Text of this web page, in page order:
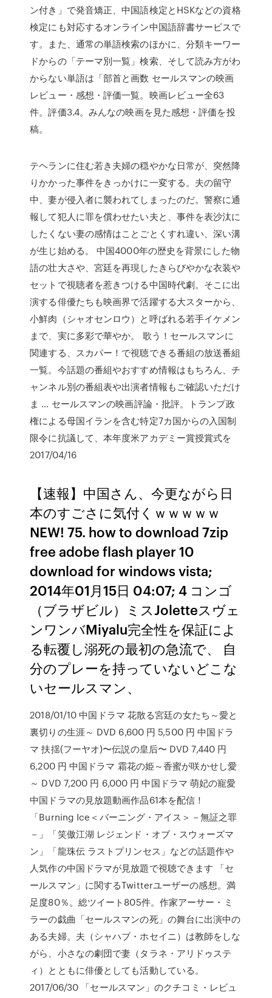
ン付き」で発音矯正、中国語検定とHSKなどの資格
検定にも対応するオンライン中国語辞書サービスで
す。また、通常の単語検索のほかに、分類キーワー
ドからの「テーマ別一覧」検索、そして読み方がわ
からない単語は「部首と画数 セールスマンの映画
レビュー・感想・評価一覧。映画レビュー全63
件。評価3.4。みんなの映画を見た感想・評価を投
稿。
テヘランに住む若き夫婦の穏やかな日常が、突然降
りかかった事件をきっかけに一変する。夫の留守
中、妻が侵入者に襲われてしまったのだ。警察に通
報して犯人に罪を償わせたい夫と、事件を表沙汰に
したくない妻の感情はことごとくすれ違い、深い溝
が生じ始める。 中国4000年の歴史を背景にした物
語の壮大さや、宮廷を再現したきらびやかな衣装や
セットで視聴者を惹きつける中国時代劇。そこに出
演する俳優たちも映画界で活躍する大スターから、
小鮮肉（シャオセンロウ）と呼ばれる若手イケメン
まで、実に多彩で華やか。 歌う！セールスマンに
関連する、スカパー！で視聴できる番組の放送番組
一覧。今話題の番組やおすすめ情報はもちろん、チ
ャンネル別の番組表や出演者情報もご確認いただけ
ま … セールスマンの映画評論・批評。トランプ政
権による母国イランを含む特定7カ国からの入国制
限令に抗議して、本年度米アカデミー賞授賞式を
2017/04/16
【速報】中国さん、今更ながら日
本のすごさに気付くｗｗｗｗｗ
NEW! 75. how to download 7zip
free adobe flash player 10
download for windows vista;
2014年01月15日 04:07; 4 コンゴ
（ブラザビル）ミスJoletteスヴェ
ンワンバMiyalu完全性を保証によ
る転覆し溺死の最初の急流で、 自
分のプレーを持っていないどこな
いセールスマン、
2018/01/10 中国ドラマ 花散る宮廷の女たち～愛と
裏切りの生涯～ DVD 6,600 円 5,500 円 中国ドラ
マ 扶揺(フーヤオ)〜伝説の皇后〜 DVD 7,440 円
6,200 円 中国ドラマ 霜花の姫～香蜜が咲かせし愛
～ DVD 7,200 円 6,000 円 中国ドラマ 萌妃の寵愛
中国ドラマの見放題動画作品61本を配信！
「Burning Ice＜バーニング・アイス＞－無証之罪
－」「笑傲江湖 レジェンド・オブ・スウォーズマ
ン」「龍珠伝 ラストプリンセス」などの話題作や
人気作の中国ドラマが見放題で視聴できます 「セ
ールスマン」に関するTwitterユーザーの感想。満
足度80％。総ツイート805件。作家アーサー・ミ
ラーの戯曲「セールスマンの死」の舞台に出演中の
ある夫婦。夫（シャハブ・ホセイニ）は教師をしな
がら、小さなの劇団で妻（タラネ・アリドゥステ
ィ）とともに俳優としても活動している。
2017/06/30 「セールスマン」のクチコミ・レビュ